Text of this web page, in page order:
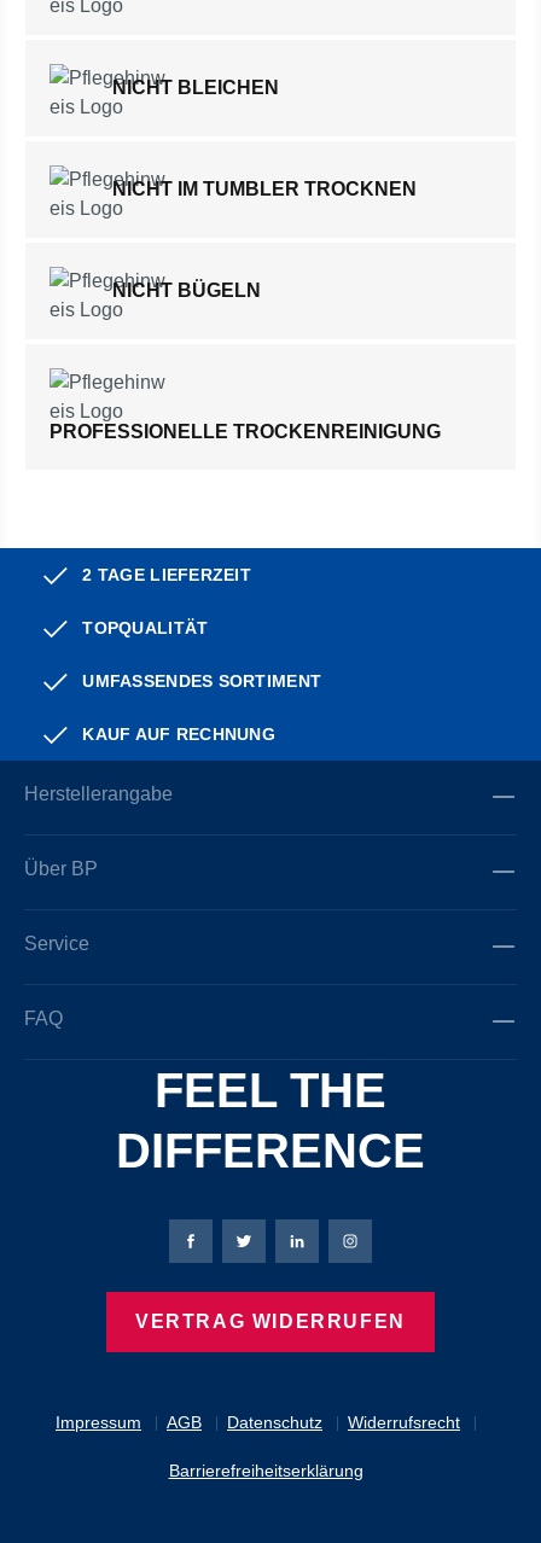
NICHT BLEICHEN
NICHT IM TUMBLER TROCKNEN
NICHT BÜGELN
PROFESSIONELLE TROCKENREINIGUNG
2 TAGE LIEFERZEIT
TOPQUALITÄT
UMFASSENDES SORTIMENT
KAUF AUF RECHNUNG
Herstellerangabe
Über BP
Service
FAQ
FEEL THE
DIFFERENCE
Impressum AGB Datenschutz Widerrufsrecht
Barrierefreiheitserklärung
Bierbaum-Proenen Facebook-Seite
Bierbaum-Proenen Twitter Seite
Bierbaum-Proenen LinkedIn
Bierbaum-Proenen
VERTRAG WIDERRUFEN